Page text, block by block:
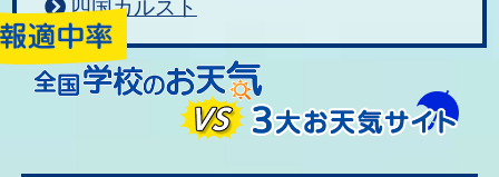
四国カルスト